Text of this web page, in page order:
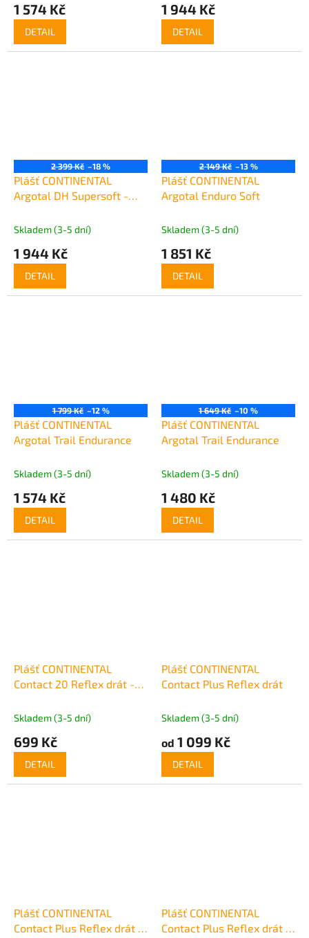
1 574 Kč
DETAIL
1 944 Kč
DETAIL
2 399 Kč –18 %
Plášť CONTINENTAL
Argotal DH Supersoft -
Skladem (3-5 dní)
1 944 Kč
DETAIL
2 149 Kč –13 %
Plášť CONTINENTAL
Argotal Enduro Soft
Skladem (3-5 dní)
1 851 Kč
DETAIL
1 799 Kč –12 %
Plášť CONTINENTAL
Argotal Trail Endurance
Skladem (3-5 dní)
1 574 Kč
DETAIL
1 649 Kč –10 %
Plášť CONTINENTAL
Argotal Trail Endurance
Skladem (3-5 dní)
1 480 Kč
DETAIL
Plášť CONTINENTAL
Contact 20 Reflex drát -
Skladem (3-5 dní)
699 Kč
DETAIL
Plášť CONTINENTAL
Contact Plus Reflex drát
Skladem (3-5 dní)
od 1 099 Kč
DETAIL
Plášť CONTINENTAL
Contact Plus Reflex drát -
Plášť CONTINENTAL
Contact Plus Reflex drát -